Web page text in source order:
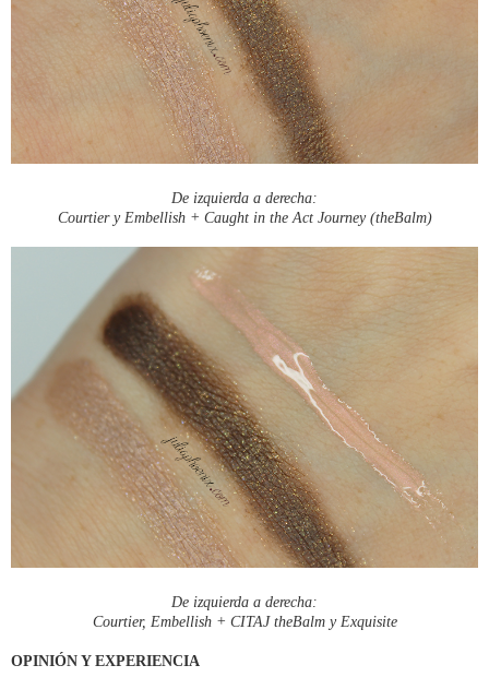
De izquierda a derecha:
Courtier y Embellish + Caught in the Act Journey (theBalm)
De izquierda a derecha:
Courtier, Embellish + CITAJ theBalm y Exquisite
OPINIÓN Y EXPERIENCIA